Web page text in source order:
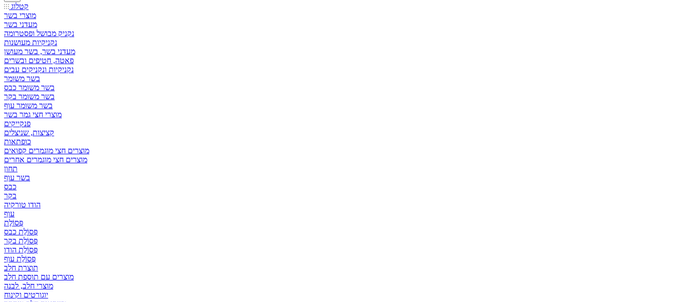
קטלוג
מוצרי בשר
מעדני בשר
נקניק מבושל ופסטרומה
נקניקיות מעושנות
מעדני בשר, בשר מעושן
פאטה, חטיפים ובשרים
נקניקיות ונקניקים עבים
בשר משומר
בשר משומר כבס
בשר משומר בקר
בשר משומר עוף
מוצרי חצי גמר בשר
פנקייקים
קציצות, שניצלים
כופתאות
מוצרים חצי מוגמרים קפואים
מוצרים חצי מוגמרים אחרים
תחון
בשר עוף
כבס
בקר
הודו טורקיה
עוף
פְּסוֹלֶת
פְּסוֹלֶת כבס
פְּסוֹלֶת בקר
פְּסוֹלֶת הודו
פְּסוֹלֶת עוף
תוצרת חלב
מוצרים עם תוספת חלב
מוצרי חלב, לבנה
יוגורטים וקינוח